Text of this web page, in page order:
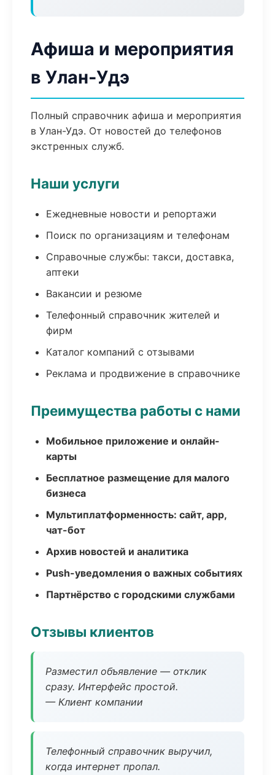
Афиша и мероприятия
в Улан-Удэ
Полный справочник афиша и мероприятия
в Улан-Удэ. От новостей до телефонов
экстренных служб.
Наши услуги
Ежедневные новости и репортажи
Поиск по организациям и телефонам
Справочные службы: такси, доставка,
аптеки
Вакансии и резюме
Телефонный справочник жителей и
фирм
Каталог компаний с отзывами
Реклама и продвижение в справочнике
Преимущества работы с нами
Мобильное приложение и онлайн-
карты
Бесплатное размещение для малого
бизнеса
Мультиплатформенность: сайт, app,
чат-бот
Архив новостей и аналитика
Push-уведомления о важных событиях
Партнёрство с городскими службами
Отзывы клиентов
Разместил объявление — отклик
сразу. Интерфейс простой.
— Клиент компании
Телефонный справочник выручил,
когда интернет пропал.